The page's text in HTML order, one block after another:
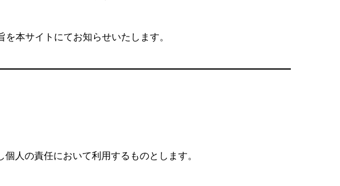
本サイトにてお知らせいたします。
人の責任において利用するものとします。